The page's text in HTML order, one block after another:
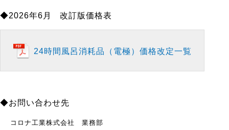
◆2026年6月 改訂版価格表
24時間風呂消耗品（電極）価格改定一覧
◆お問い合わせ先
コロナ工業株式会社 業務部